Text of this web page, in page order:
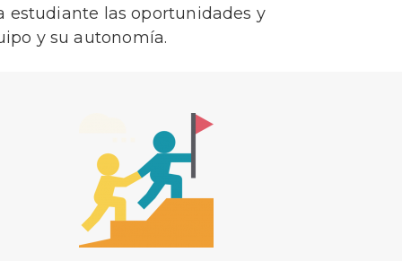
estudiante las oportunidades y
y su autonomía.